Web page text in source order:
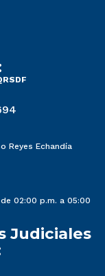
Reyes Echandía
02:00 p.m. a 05:00
Judiciales